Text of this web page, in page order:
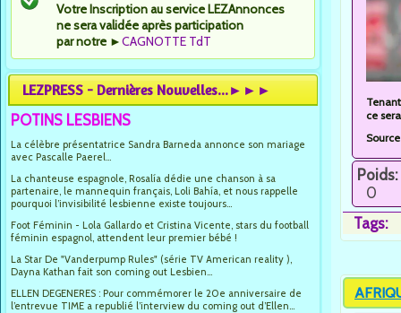
Votre Inscription au service LEZAnnonces
ne sera validée après participation
par notre ►CAGNOTTE TdT
LEZPRESS - Dernières Nouvelles...►►►
POTINS LESBIENS
La célèbre présentatrice Sandra Barneda annonce son mariage
avec Pascalle Paerel...
La chanteuse espagnole, Rosalía dédie une chanson à sa
partenaire, le mannequin français, Loli Bahía, et nous rappelle
pourquoi l’invisibilité lesbienne existe toujours...
Foot Féminin - Lola Gallardo et Cristina Vicente, stars du football
féminin espagnol, attendent leur premier bébé !
La Star De "Vanderpump Rules" (série TV American reality ),
Dayna Kathan fait son coming out Lesbien...
ELLEN DEGENERES : Pour commémorer le 20e anniversaire de
l’entrevue TIME a republié l’interview du coming out d’Ellen...
ce
Poids:
0
Tags: